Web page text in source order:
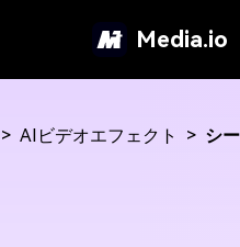
Media.io
> AIビデオエフェクト > シ